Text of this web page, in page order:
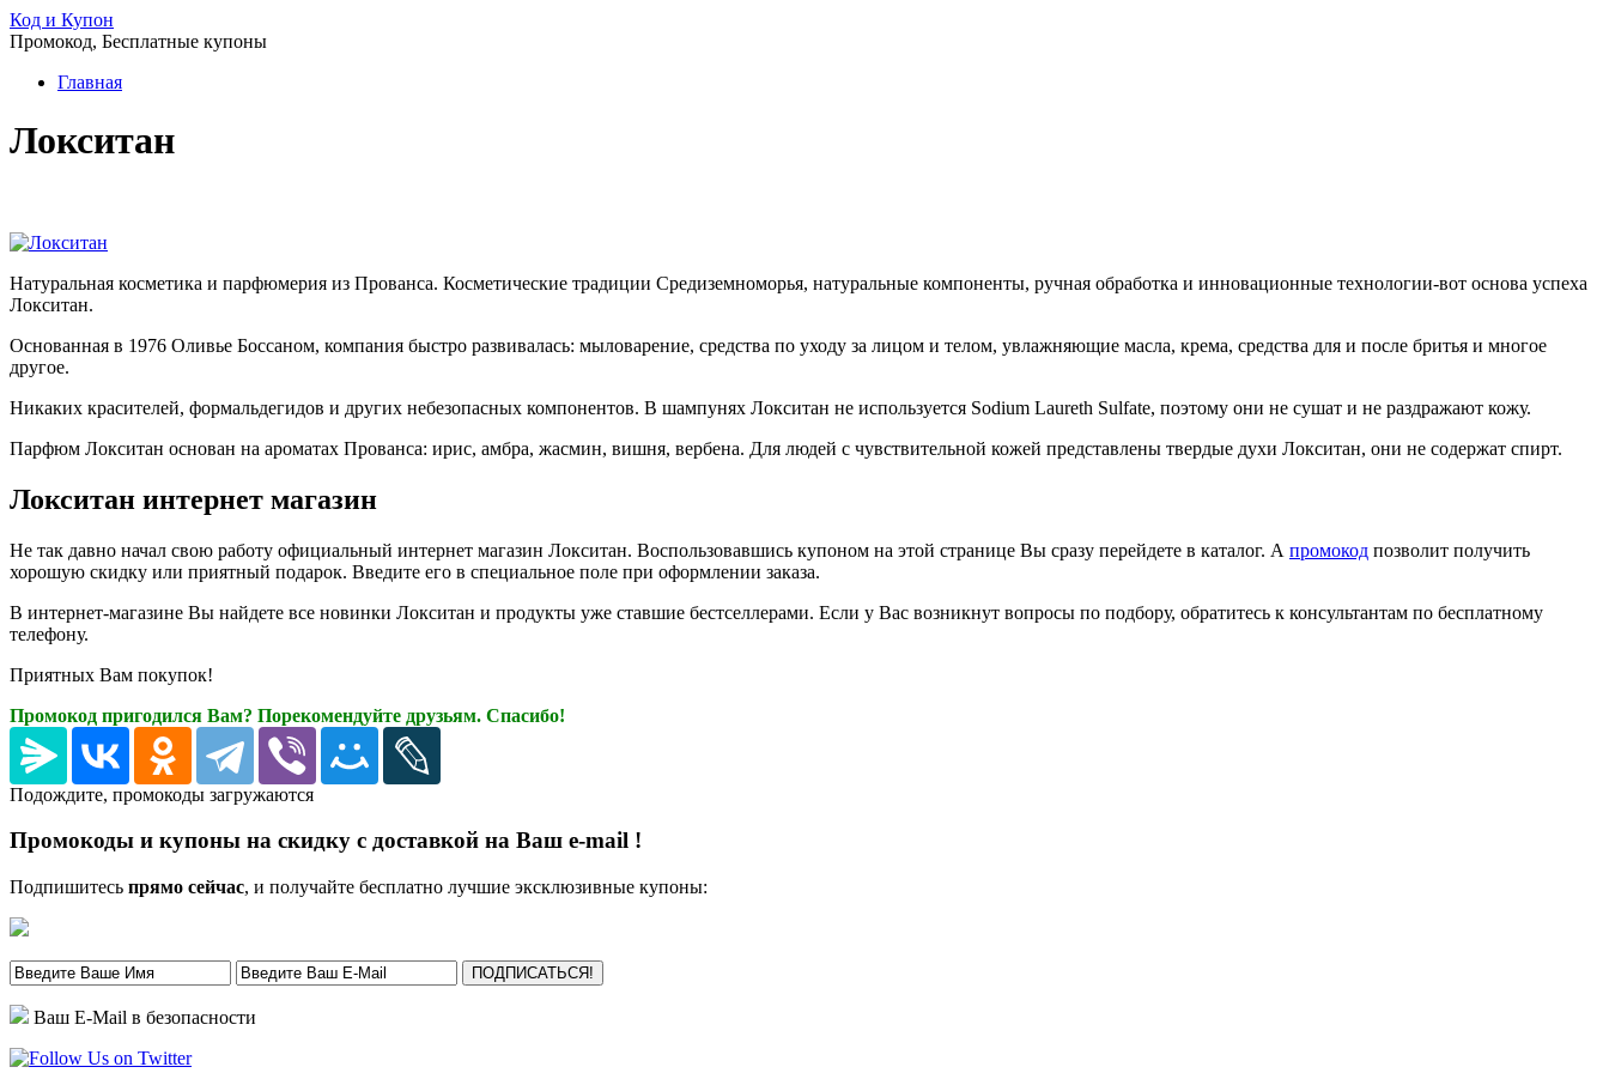
Код и Купон
Промокод, Бесплатные купоны
Главная
Локситан
Натуральная косметика и парфюмерия из Прованса. Косметические традиции Средиземноморья, натуральные компоненты, ручная обработка и инновационные технологии-вот основа успеха
Локситан.
Основанная в 1976 Оливье Боссаном, компания быстро развивалась: мыловарение, средства по уходу за лицом и телом, увлажняющие масла, крема, средства для и после бритья и многое
другое.
Никаких красителей, формальдегидов и других небезопасных компонентов. В шампунях Локситан не используется Sodium Laureth Sulfate, поэтому они не сушат и не раздражают кожу.
Парфюм Локситан основан на ароматах Прованса: ирис, амбра, жасмин, вишня, вербена. Для людей с чувствительной кожей представлены твердые духи Локситан, они не содержат спирт.
Локситан интернет магазин
Не так давно начал свою работу официальный интернет магазин Локситан. Воспользовавшись купоном на этой странице Вы сразу перейдете в каталог. А промокод позволит получить
хорошую скидку или приятный подарок. Введите его в специальное поле при оформлении заказа.
В интернет-магазине Вы найдете все новинки Локситан и продукты уже ставшие бестселлерами. Если у Вас возникнут вопросы по подбору, обратитесь к консультантам по бесплатному
телефону.
Приятных Вам покупок!
Промокод пригодился Вам? Порекомендуйте друзьям. Спасибо!
Подождите, промокоды загружаются
Промокоды и купоны на скидку с доставкой на Ваш e-mail !
Подпишитесь прямо сейчас, и получайте бесплатно лучшие эксклюзивные купоны:
Ваш E-Mail в безопасности